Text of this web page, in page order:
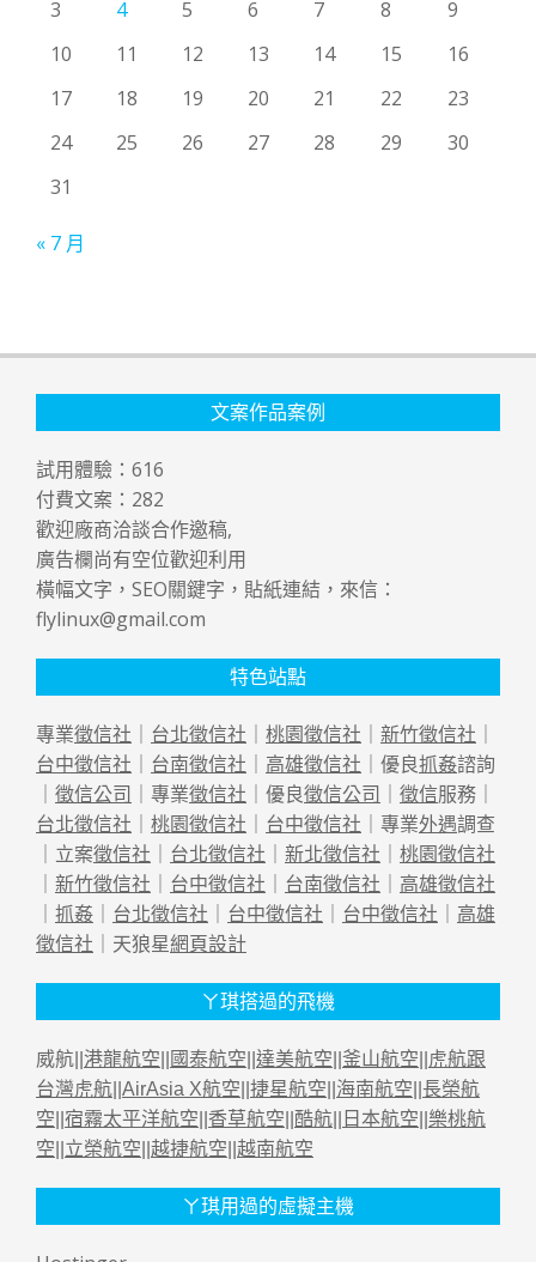
3
4 5 6 7 8
9
10
11 12 13 14 15
16
17
18 19 20 21 22
23
24
25 26 27 28 29
30
31
« 7 月
文案作品案例
試用體驗： 616
付費文案： 282
歡迎廠商洽談合作邀稿,
廣告欄尚有空位歡迎利用
橫幅文字，SEO關鍵字，貼紙連結，來信：
flylinux@gmail.com
特色站點
專業徵信社 ｜ 台北徵信社 ｜ 桃園徵信社 ｜ 新竹徵信社 ｜
台中徵信社 ｜ 台南徵信社 ｜ 高雄徵信社 ｜優良抓姦諮詢
｜ 徵信公司 ｜專業徵信社 ｜優良徵信公司 ｜ 徵信服務｜
台北徵信社 ｜ 桃園徵信社 ｜ 台中徵信社 ｜專業外遇調查
｜立案徵信社 ｜ 台北徵信社 ｜ 新北徵信社 ｜ 桃園徵信社
｜ 新竹徵信社 ｜ 台中徵信社 ｜ 台南徵信社 ｜ 高雄徵信社
｜ 抓姦 ｜ 台北徵信社 ｜ 台中徵信社 ｜ 台中徵信社 ｜ 高雄
徵信社 ｜天狼星網頁設計
ㄚ琪搭過的飛機
威航|| 港龍航空 國泰航空 達美航空 釜山航空
虎航跟
台灣虎航 AirAsia X航空 捷星航空 海南航空 長榮航
空 宿霧太平洋航空 香草航空 酷航 日本航空 樂桃航
空 立榮航空 越捷航空 越南航空
ㄚ琪用過的虛擬主機